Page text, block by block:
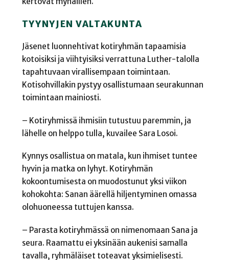
TYYNYJEN VALTAKUNTA
Jäsenet luonnehtivat kotiryhmän tapaamisia
kotoisiksi ja viihtyisiksi verrattuna Luther-talolla
tapahtuvaan virallisempaan toimintaan.
Kotisohvillakin pystyy osallistumaan seurakunnan
toimintaan mainiosti.
– Kotiryhmissä ihmisiin tutustuu paremmin, ja
lähelle on helppo tulla, kuvailee Sara Losoi.
Kynnys osallistua on matala, kun ihmiset tuntee
hyvin ja matka on lyhyt. Kotiryhmän
kokoontumisesta on muodostunut yksi viikon
kohokohta: Sanan äärellä hiljentyminen omassa
olohuoneessa tuttujen kanssa.
– Parasta kotiryhmässä on nimenomaan Sana ja
seura. Raamattu ei yksinään aukenisi samalla
tavalla, ryhmäläiset toteavat yksimielisesti.